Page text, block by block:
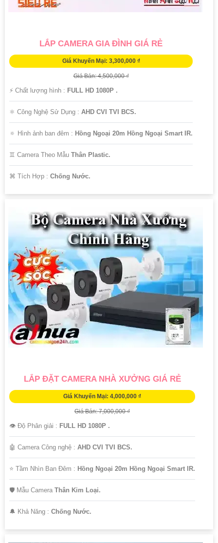
LẮP CAMERA GIA ĐÌNH GIÁ RẺ
Giá Khuyến Mại: 3,300,000 ₫
Giá Bán: 4,500,000 ₫
️⚡ Chất lượng hình : FULL HD 1080P .
⚛️ Công Nghệ Sử Dụng : AHD CVI TVI BCS.
🔅 Hình ảnh ban đêm : Hồng Ngoại 20m Hồng Ngoại Smart IR.
♊ Camera Theo Mẫu Thân Plastic.
️⌘ Tích Hợp : Chống Nước.
LẮP ĐẶT CAMERA NHÀ XƯỞNG GIÁ RẺ
Giá Khuyến Mại: 4,000,000 ₫
Giá Bán: 7,000,000 ₫
👁 Độ Phân giải : FULL HD 1080P .
🤖️ Camera Công nghệ : AHD CVI TVI BCS.
⭐ Tầm Nhìn Ban Đêm : Hồng Ngoại 20m Hồng Ngoại Smart IR.
🛡 Mẫu Camera Thân Kim Loại.
️🔔 Khả Năng : Chống Nước.